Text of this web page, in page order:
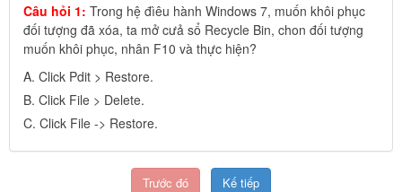
Câu hỏi 1: Trong hệ đìêu hành Windows 7, muốn khôi phục
đối tượng đã xóa, ta mở cưả sổ Recycle Bin, chon đối tượng
muốn khôi phục, nhân F10 và thực hiện?
A. Click Pdit > Restore.
B. Click File > Delete.
C. Click File -> Restore.
Trước đó Kế tiếp